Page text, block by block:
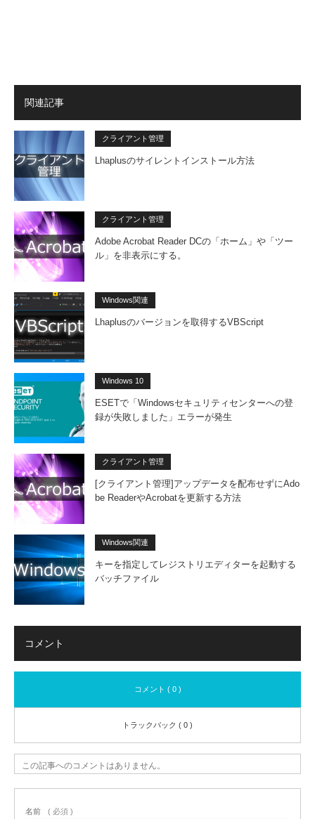
関連記事
クライアント管理
Lhaplusのサイレントインストール方法
クライアント管理
Adobe Acrobat Reader DCの「ホーム」や「ツー
ル」を非表示にする。
Windows関連
Lhaplusのバージョンを取得するVBScript
Windows 10
ESETで「Windowsセキュリティセンターへの登
録が失敗しました」エラーが発生
クライアント管理
[クライアント管理]アップデータを配布せずにAdo
be ReaderやAcrobatを更新する方法
Windows関連
キーを指定してレジストリエディターを起動する
バッチファイル
コメント
コメント ( 0 )
トラックバック ( 0 )
この記事へのコメントはありません。
名前 ( 必須 )